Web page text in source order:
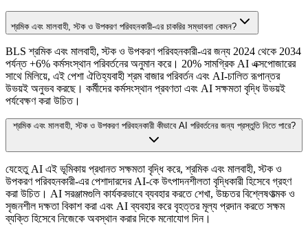
শ্রমিক এবং মালবাহী, স্টক ও উপকরণ পরিবহনকারী-এর চাকরির সম্ভাবনা কেমন?
BLS শ্রমিক এবং মালবাহী, স্টক ও উপকরণ পরিবহনকারী-এর জন্য 2024 থেকে 2034
পর্যন্ত +6% কর্মসংস্থান পরিবর্তনের অনুমান করে। 20% সামগ্রিক AI এক্সপোজারের
সাথে মিলিয়ে, এই পেশা ঐতিহ্যবাহী শ্রম বাজার পরিবর্তন এবং AI-চালিত রূপান্তর
উভয়ই অনুভব করছে। কর্মীদের কর্মসংস্থান প্রবণতা এবং AI সক্ষমতা বৃদ্ধি উভয়ই
পর্যবেক্ষণ করা উচিত।
শ্রমিক এবং মালবাহী, স্টক ও উপকরণ পরিবহনকারী কীভাবে AI পরিবর্তনের জন্য প্রস্তুতি নিতে পারে?
যেহেতু AI এই ভূমিকায় প্রধানত সক্ষমতা বৃদ্ধি করে, শ্রমিক এবং মালবাহী, স্টক ও
উপকরণ পরিবহনকারী-এর পেশাদারদের AI-কে উৎপাদনশীলতা বৃদ্ধিকারী হিসেবে গ্রহণ
করা উচিত। AI সরঞ্জামগুলি কার্যকরভাবে ব্যবহার করতে শেখা, উচ্চতর বিশ্লেষণাত্মক ও
সৃজনশীল দক্ষতা বিকাশ করা এবং AI ব্যবহার করে বৃহত্তর মূল্য প্রদান করতে সক্ষম
ব্যক্তি হিসেবে নিজেকে অবস্থান করার দিকে মনোযোগ দিন।